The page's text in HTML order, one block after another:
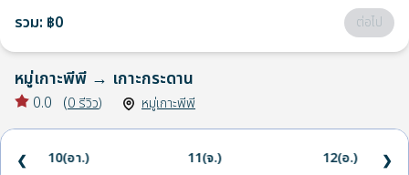
รวม: ฿0 ต่อไป
หมู่เกาะพีพี → เกาะกระดาน
0.0 (0 รีวิว) หมู่เกาะพีพี
10(อา.) 11(จ.) 12(อ.)
❮ ❯